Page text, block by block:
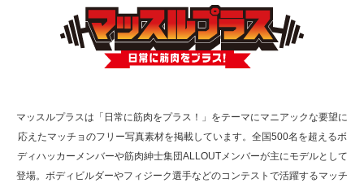
TOKYO FMラジオ番組「ONE MORNING」
で紹介さ…
た（6/8放送）
マッスルプラスは「日常に筋肉をプラス！」をテーマにマニアックな要望に
応えたマッチョのフリー写真素材を掲載しています。全国500名を超えるボ
ディハッカーメンバーや筋肉紳士集団ALLOUTメンバーが主にモデルとして
登場。ボディビルダーやフィジーク選手などのコンテストで活躍するマッチ